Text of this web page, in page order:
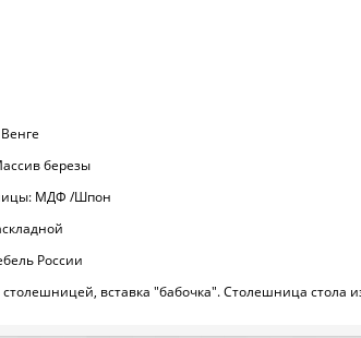
березы
МДФ /Шпон
России
вставка "бабочка". Столешница стола